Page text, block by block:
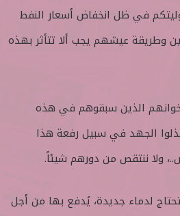
في ظل انخفاض أسعار النفط
وطريقة عيشهم يجب ألا تتأثر بهذه
الذين سبقوهم في هذه
بذلوا الجهد في سبيل رفعة هذا
ولا ننتقص من دورهم شيئاً.
لدماء جديدة، يُدفع بها من أجل